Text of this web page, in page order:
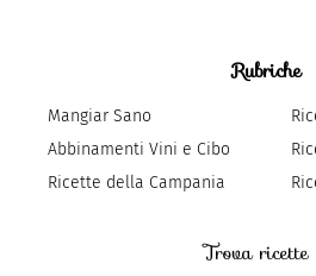
Rubriche
Mangiar Sano
Abbinamenti Vini e Cibo
Ricette della Campania
Trova ricette